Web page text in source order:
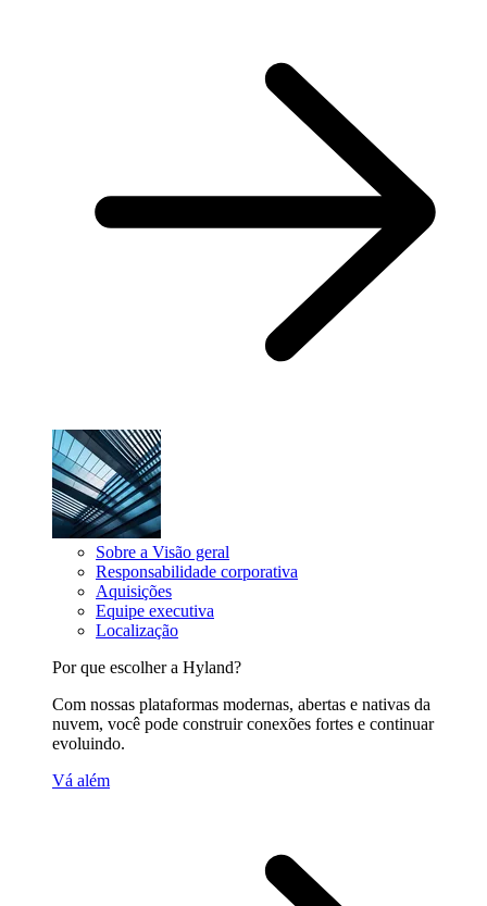
Sobre a Visão geral
Responsabilidade corporativa
Aquisições
Equipe executiva
Localização
Por que escolher a Hyland?
Com nossas plataformas modernas, abertas e nativas da
nuvem, você pode construir conexões fortes e continuar
evoluindo.
Vá além